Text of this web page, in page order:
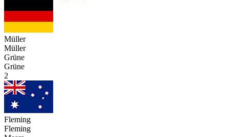
Müller
Müller
Grüne
Grüne
2
Fleming
Fleming